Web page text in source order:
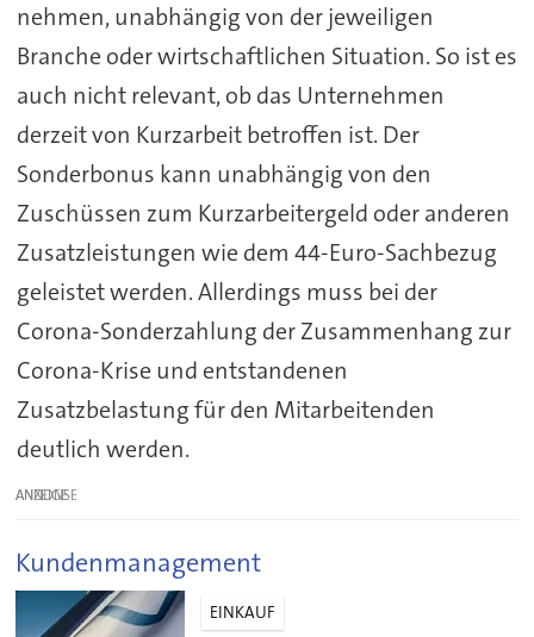
nehmen, unabhängig von der jeweiligen
Branche oder wirtschaftlichen Situation. So ist es
auch nicht relevant, ob das Unternehmen
derzeit von Kurzarbeit betroffen ist. Der
Sonderbonus kann unabhängig von den
Zuschüssen zum Kurzarbeitergeld oder anderen
Zusatzleistungen wie dem 44-Euro-Sachbezug
geleistet werden. Allerdings muss bei der
Corona-Sonderzahlung der Zusammenhang zur
Corona-Krise und entstandenen
Zusatzbelastung für den Mitarbeitenden
deutlich werden.
ANZEIGE
Kundenmanagement
EINKAUF